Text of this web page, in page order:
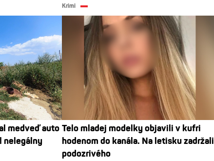
Krimi
medveď auto
nelegálny
Telo mladej modelky objavili v kufri
hodenom do kanála. Na letisku zadržali
podozrivého